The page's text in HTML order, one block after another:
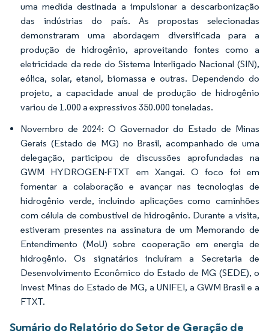
uma medida destinada a impulsionar a descarbonização
das indústrias do país. As propostas selecionadas
demonstraram uma abordagem diversificada para a
produção de hidrogênio, aproveitando fontes como a
eletricidade da rede do Sistema Interligado Nacional (SIN),
eólica, solar, etanol, biomassa e outras. Dependendo do
projeto, a capacidade anual de produção de hidrogênio
variou de 1.000 a expressivos 350.000 toneladas.
Novembro de 2024: O Governador do Estado de Minas
Gerais (Estado de MG) no Brasil, acompanhado de uma
delegação, participou de discussões aprofundadas na
GWM HYDROGEN-FTXT em Xangai. O foco foi em
fomentar a colaboração e avançar nas tecnologias de
hidrogênio verde, incluindo aplicações como caminhões
com célula de combustível de hidrogênio. Durante a visita,
estiveram presentes na assinatura de um Memorando de
Entendimento (MoU) sobre cooperação em energia de
hidrogênio. Os signatários incluíram a Secretaria de
Desenvolvimento Econômico do Estado de MG (SEDE), o
Invest Minas do Estado de MG, a UNIFEI, a GWM Brasil e a
FTXT.
Sumário do Relatório do Setor de Geração de